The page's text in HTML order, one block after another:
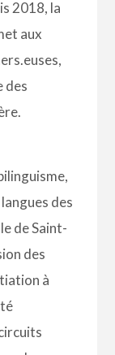
2018, la
aux
des
des
de Saint-
des
à